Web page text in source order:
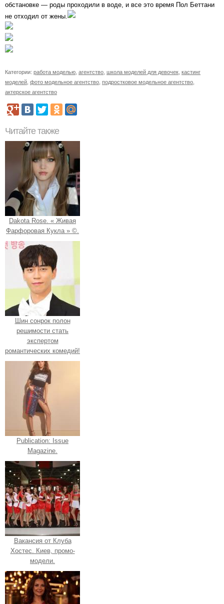
обстановке — роды проходили в воде, и все это время Пол Беттани
не отходил от жены.
Категории: работа моделью агентство школа моделей для девочек кастинг
моделей фото модельное агентство подростковое модельное агентство
актерское агентство
Читайте также
Dakota Rose. « Живая
Фарфоровая Кукла » ©.
Шин сонрок полон
решимости стать
экспертом
романтических комедий!
Publication: Issue
Magazine.
Вакансия от Клуба
Хостес. Киев, промо-
модели.